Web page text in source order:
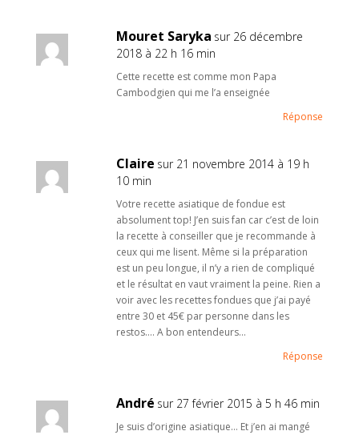
Mouret Saryka sur 26 décembre
2018 à 22 h 16 min
Cette recette est comme mon Papa
Cambodgien qui me l’a enseignée
Réponse
Claire sur 21 novembre 2014 à 19 h
10 min
Votre recette asiatique de fondue est
absolument top! J’en suis fan car c’est de loin
la recette à conseiller que je recommande à
ceux qui me lisent. Même si la préparation
est un peu longue, il n’y a rien de compliqué
et le résultat en vaut vraiment la peine. Rien a
voir avec les recettes fondues que j’ai payé
entre 30 et 45€ par personne dans les
restos…. A bon entendeurs…
Réponse
André sur 27 février 2015 à 5 h 46 min
Je suis d’origine asiatique… Et j’en ai mangé